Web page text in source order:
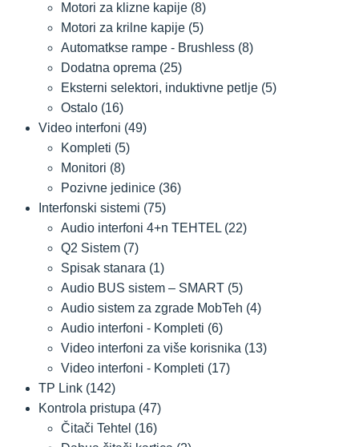
Motori za klizne kapije (8)
Motori za krilne kapije (5)
Automatkse rampe - Brushless (8)
Dodatna oprema (25)
Eksterni selektori, induktivne petlje (5)
Ostalo (16)
Video interfoni (49)
Kompleti (5)
Monitori (8)
Pozivne jedinice (36)
Interfonski sistemi (75)
Audio interfoni 4+n TEHTEL (22)
Q2 Sistem (7)
Spisak stanara (1)
Audio BUS sistem – SMART (5)
Audio sistem za zgrade MobTeh (4)
Audio interfoni - Kompleti (6)
Video interfoni za više korisnika (13)
Video interfoni - Kompleti (17)
TP Link (142)
Kontrola pristupa (47)
Čitači Tehtel (16)